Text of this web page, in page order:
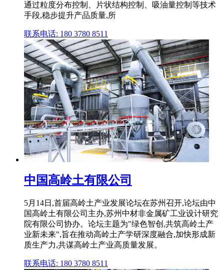
通过粒度分布控制、片状结构控制、吸油量控制等技术
手段,稳步提升产品质量,所
联系电话: 180 3780 8511
中国高岭土有限公司
5月14日,首届高岭土产业发展论坛在苏州召开,论坛由中
国高岭土有限公司主办,苏州中材非金属矿工业设计研究
院有限公司协办。论坛主题为"绿色智创,共筑高岭土产
业新未来",旨在推动高岭土产学研深度融合,加快形成新
质生产力,共谋高岭土产业高质量发展。
联系电话: 180 3780 8511